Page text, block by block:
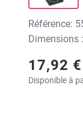
Référence:
Dimensions
17,92 €
Disponible à